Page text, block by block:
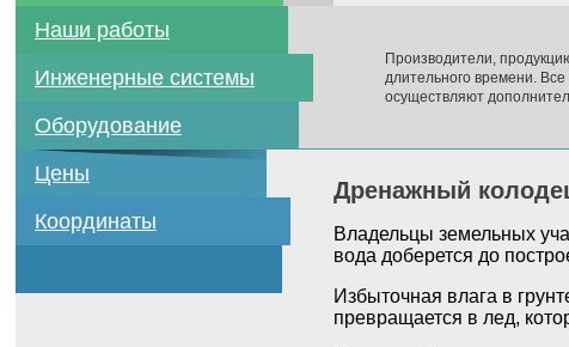
Наши работы
Инженерные системы
Оборудование
Цены
Координаты
Производители,
длительного времени.
осуществляют
Дренажный
Владельцы земельных
вода доберется до
Избыточная влага в
превращается в лед,